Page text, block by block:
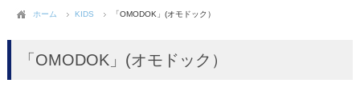
ホーム KIDS 「OMODOK」(オモドック）
「OMODOK」(オモドック）